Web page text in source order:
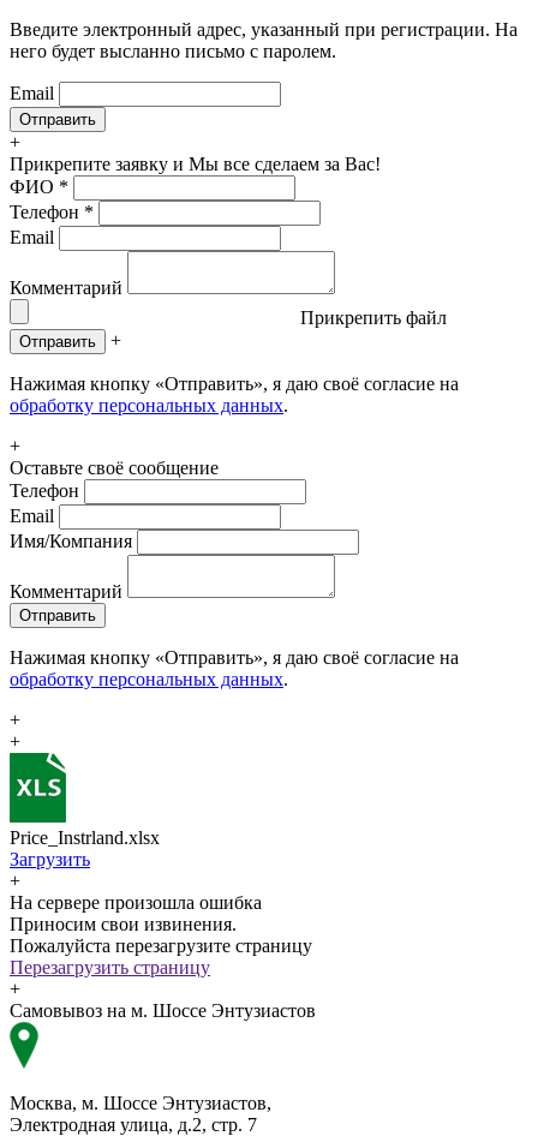
Введите электронный адрес, указанный при регистрации. На
него будет высланно письмо с паролем.
Email
+
Прикрепите заявку и Мы все сделаем за Вас!
ФИО *
Телефон *
Email
Комментарий
Прикрепить файл
Отправить +
Нажимая кнопку «Отправить», я даю своё согласие на
обработку персональных данных.
+
Оставьте своё сообщение
Телефон
Email
Имя/Компания
Комментарий
Отправить
Нажимая кнопку «Отправить», я даю своё согласие на
обработку персональных данных.
+
+
Price_Instrland.xlsx
Загрузить
+
На сервере произошла ошибка
Приносим свои извинения.
Пожалуйста перезагрузите страницу
Перезагрузить страницу
+
Самовывоз на м. Шоссе Энтузиастов
Москва, м. Шоссе Энтузиастов,
Электродная улица, д.2, стр. 7